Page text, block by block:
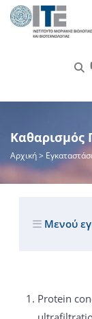
Καθαρισμός
Αρχική>
Μενού
Protein